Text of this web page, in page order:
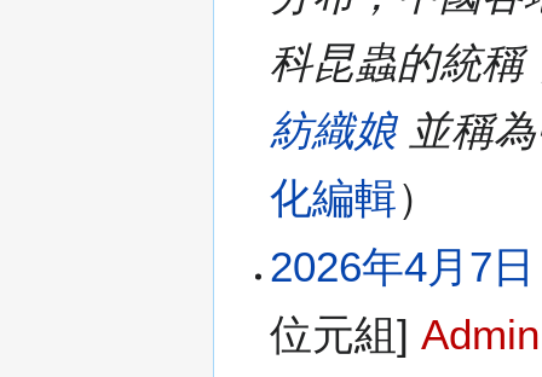
科昆蟲的統
紡織娘並稱
化編輯
2026年4月7
位元組] Admin